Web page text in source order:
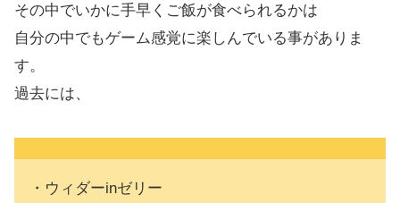
その中でいかに手早くご飯が食べられるかは
自分の中でもゲーム感覚に楽しんでいる事がありま
す。
過去には、
・ウィダーinゼリー